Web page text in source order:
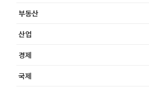
부동산
산업
경제
국제